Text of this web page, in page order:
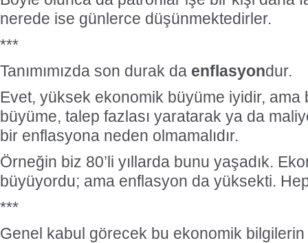
nerede ise günlerce düşünmektedirler.
***
Tanımımızda son durak da enflasyondur.
Evet, yüksek ekonomik büyüme iyidir, ama
büyüme, talep fazlası yaratarak ya da
bir enflasyona neden olmamalıdır.
Örneğin biz 80’li yıllarda bunu yaşadık.
büyüyordu; ama enflasyon da yüksekti.
***
Genel kabul görecek bu ekonomik bilgilerin